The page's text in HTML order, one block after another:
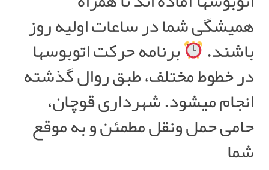
همیشگی شما در ساعات اولیه روز
باشند. برنامه حرکت اتوبوسها
در خطوط مختلف، طبق روال گذشته
انجام میشود. شهرداری قوچان،
حامی حمل ونقل مطمئن و به موقع
شما